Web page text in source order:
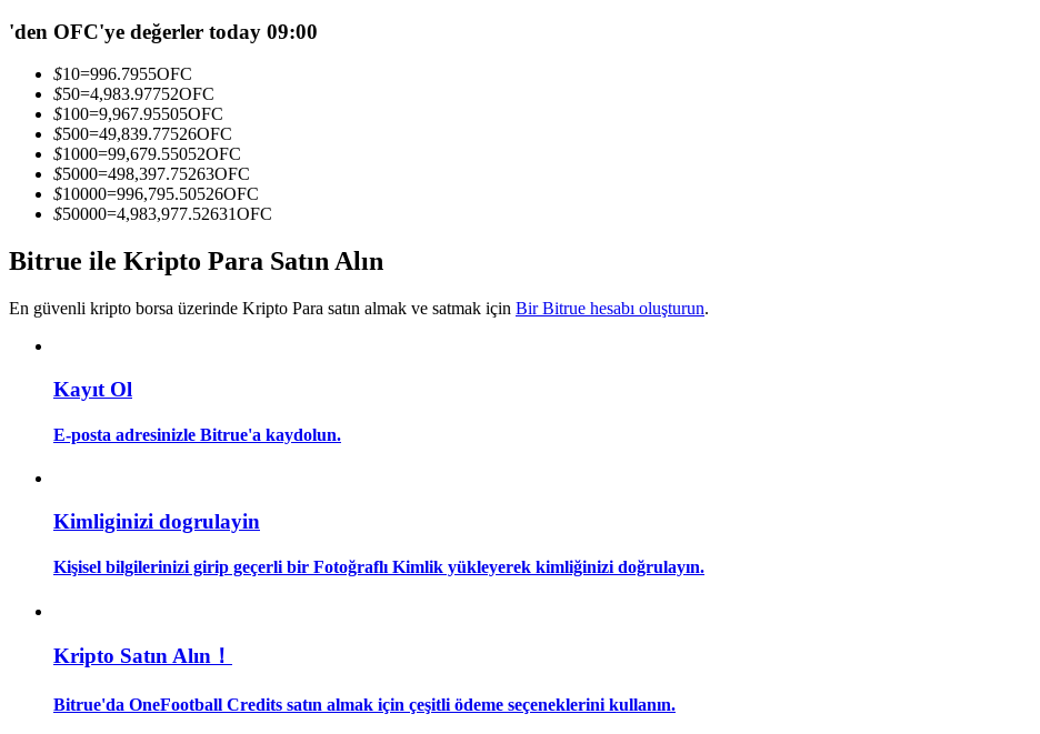
En iyi traderlarla güçlerinizi birleştirin
Kopya Tüccarı Olun
Bilgi
Ticaret bilgileri vb. dahil olmak üzere büyük veri analizi.
'den OFC'ye değerler today 09:00
$10=996.7955OFC
$50=4,983.97752OFC
$100=9,967.95505OFC
$500=49,839.77526OFC
$1000=99,679.55052OFC
$5000=498,397.75263OFC
$10000=996,795.50526OFC
$50000=4,983,977.52631OFC
Bitrue ile Kripto Para Satın Alın
En güvenli kripto borsa üzerinde Kripto Para satın almak ve satmak için Bir Bitrue hesabı oluşturun.
Kayıt Ol
E-posta adresinizle Bitrue'a kaydolun.
Kimliginizi dogrulayin
Kişisel bilgilerinizi girip geçerli bir Fotoğraflı Kimlik yükleyerek kimliğinizi doğrulayın.
Kripto Satın Alın！
Bitrue'da OneFootball Credits satın almak için çeşitli ödeme seçeneklerini kullanın.